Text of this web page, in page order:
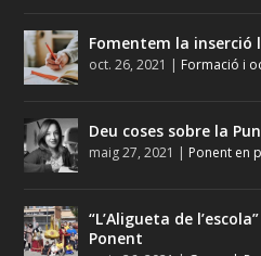
Fomentem la inserció
oct. 26, 2021 | Formació i
Deu coses sobre la
maig 27, 2021 | Ponent en
“L’Aligueta de
Ponent